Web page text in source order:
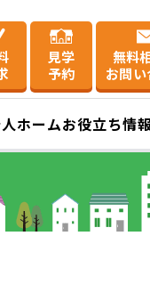
見学
予約
無料
お問
ホームお役立ち情
式)